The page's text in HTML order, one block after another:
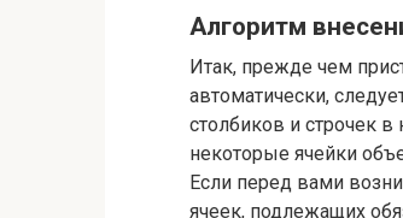
Алгоритм
Итак, прежде чем
автоматически,
столбиков и строчек в
некоторые ячейки
Если перед вами
ячеек, подлежащих